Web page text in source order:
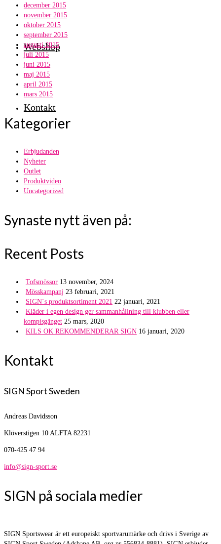
Webshop
Kontakt
december 2015
november 2015
oktober 2015
september 2015
augusti 2015
juli 2015
juni 2015
maj 2015
april 2015
mars 2015
Kategorier
Erbjudanden
Nyheter
Outlet
Produktvideo
Uncategorized
Synaste nytt även på:
Recent Posts
Tofsmössor 13 november, 2024
Mösskampanj 23 februari, 2021
SIGN´s produktsortiment 2021 22 januari, 2021
Kläder i egen design ger sammanhållning till klubben eller
kompisgänget 25 mars, 2020
KILS OK REKOMMENDERAR SIGN 16 januari, 2020
Kontakt
SIGN Sport Sweden
Andreas Davidsson
Klöverstigen 10 ALFTA 82231
070-425 47 94
info@sign-sport.se
SIGN på sociala medier
SIGN Sportswear är ett europeiskt sportvarumärke och drivs i Sverige av